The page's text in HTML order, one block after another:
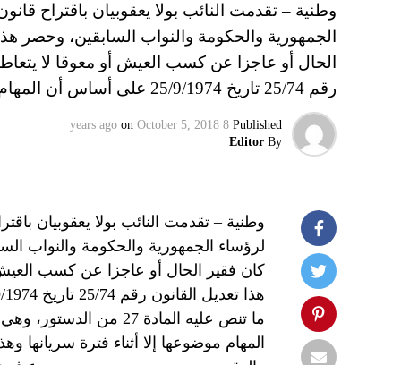
وطنية – تقدمت النائب بولا يعقوبيان باقتراح
الجمهورية والحكومة والنواب السابقين، وحصر
الحال أو عاجزا عن كسب العيش أو معوقا لا
رقم 25/74 تاريخ 25/9/1974 على أساس أن المهام…
Published
8 years ago
on October 5, 2018
By
Editor
وطنية – تقدمت النائب بولا يعقوبيان
لرؤساء الجمهورية والحكومة والنواب
كان فقير الحال أو عاجزا عن كسب
ما تنص عليه المادة